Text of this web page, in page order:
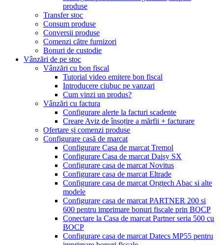
produse
Transfer stoc
Consum produse
Conversii produse
Comenzi către furnizori
Bonuri de custodie
Vânzări de pe stoc
Vânzări cu bon fiscal
Tutorial video emitere bon fiscal
Introducere ciubuc pe vanzari
Cum vinzi un produs?
Vânzări cu factura
Configurare alerte la facturi scadente
Creare Aviz de însoțire a mărfii + facturare
Ofertare și comenzi produse
Configurare casă de marcat
Configurare Casa de marcat Tremol
Configurare Casa de marcat Daisy SX
Configurare casa de marcat Novitus
Configurare casa de marcat Eltrade
Configurare casa de marcat Orgtech Abac si alte
modele
Configurare casa de marcat PARTNER 200 si
600 pentru imprimare bonuri fiscale prin BOCP
Conectare la Casa de marcat Partner seria 500 cu
BOCP
Configurare casa de marcat Datecs MP55 pentru